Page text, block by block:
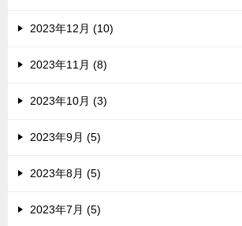
2023年12月 (10)
2023年11月 (8)
2023年10月 (3)
2023年9月 (5)
2023年8月 (5)
2023年7月 (5)